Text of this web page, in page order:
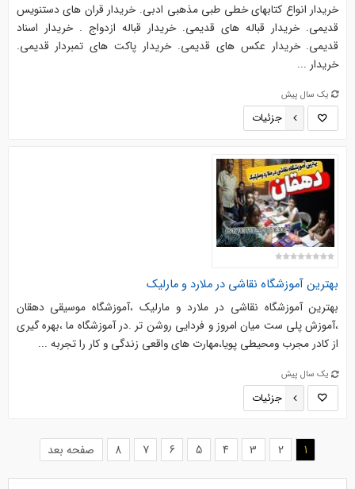
خریدار انواع کتابهای خطی طبی مذهبی ادبی. خریدار قران های دستنویس
قدیمی. خریدار قباله های قدیمی. خریدار قباله ازدواج . خریدار اسناد
قدیمی. خریدار عکس های قدیمی. خریدار پاکت های تمبردار قدیمی.
خریدار ...
یک سال پیش
جزئیات
بهترین آموزشگاه نقاشی در ملارد و مارلیک
بهترین آموزشگاه نقاشی در ملارد و مارلیک ،آموزشگاه موسیقی دهقان
،آموزش پلی ست میان امروز و فردایی روشن تر .در آموزشگاه ما ،بهره گیری
از کادر مجرب ومحیطی پویا،مهارت های واقعی زندگی و کار را تجربه ...
یک سال پیش
جزئیات
1
(current)
2
3
4
5
6
7
8 صفحه بعد